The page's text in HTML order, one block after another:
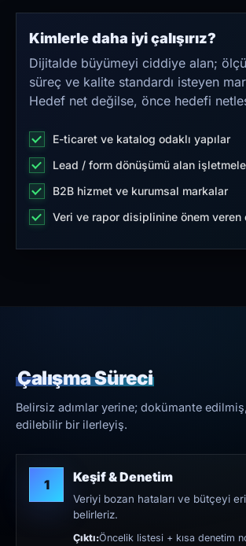
Kimlerle daha iyi çalışırız?
Dijitalde büyümeyi ciddiye alan;
süreç ve kalite standardı isteyen
Hedef net değilse, önce hedefi
E-ticaret ve katalog odaklı yapılar
Lead / form dönüşümü alan
B2B hizmet ve kurumsal markalar
Veri ve rapor disiplinine önem veren
Çalışma Süreci
Belirsiz adımlar yerine; dokümante
edilebilir bir ilerleyiş.
1 Keşif & Denetim
Veriyi bozan hataları ve bütçeyi
belirleriz.
Çıktı:Öncelik listesi + kısa denetim